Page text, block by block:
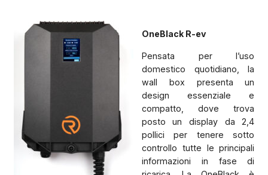
OneBlack R-ev
Pensata per l’uso
domestico quotidiano, la
wall box presenta un
design essenziale e
compatto, dove trova
posto un display da 2,4
pollici per tenere sotto
controllo tutte le principali
informazioni in fase di